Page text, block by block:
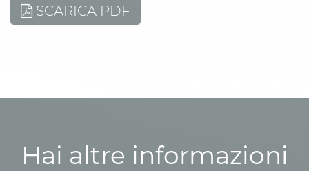
SCARICA PDF
Hai altre informazioni